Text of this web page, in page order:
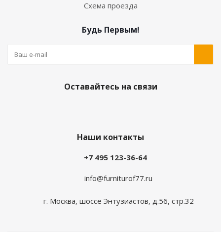
Схема проезда
Будь Первым!
Оставайтесь на связи
Наши контакты
+7 495 123-36-64
info@furniturof77.ru
г. Москва, шоссе Энтузиастов, д.56, стр.32